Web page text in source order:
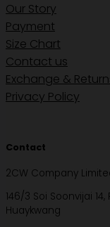
Our Story
Payment
Size Chart
Contact us
Exchange &
Privacy Policy
Contact
2CW Company
146/3 Soi Soonvijai
Huaykwang